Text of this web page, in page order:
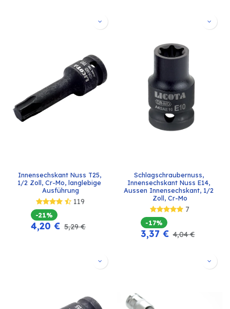
Innensechskant Nuss T25,
1/2 Zoll, Cr-Mo, langlebige
Ausführung
119
-21%
4,20 € 5,29€
Schlagschraubernuss,
Innensechskant Nuss E14,
Aussen Innensechskant, 1/2
Zoll, Cr-Mo
7
-17%
3,37€ 4,04€